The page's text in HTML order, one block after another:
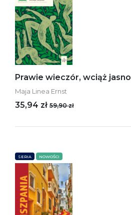
Prawie wieczór, wciąż jasno
Maja Linea Ernst
35,94 zł 59,90 zł
SERIA NOWOŚCI